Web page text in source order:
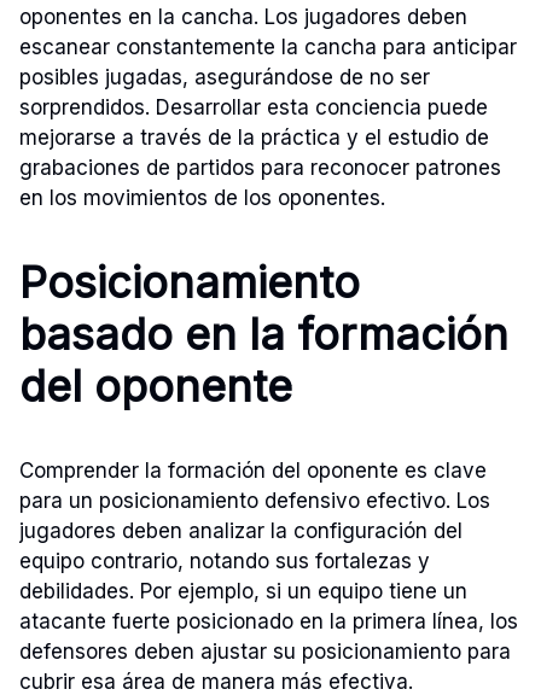
oponentes en la cancha. Los jugadores deben
escanear constantemente la cancha para anticipar
posibles jugadas, asegurándose de no ser
sorprendidos. Desarrollar esta conciencia puede
mejorarse a través de la práctica y el estudio de
grabaciones de partidos para reconocer patrones
en los movimientos de los oponentes.
Posicionamiento
basado en la formación
del oponente
Comprender la formación del oponente es clave
para un posicionamiento defensivo efectivo. Los
jugadores deben analizar la configuración del
equipo contrario, notando sus fortalezas y
debilidades. Por ejemplo, si un equipo tiene un
atacante fuerte posicionado en la primera línea, los
defensores deben ajustar su posicionamiento para
cubrir esa área de manera más efectiva.